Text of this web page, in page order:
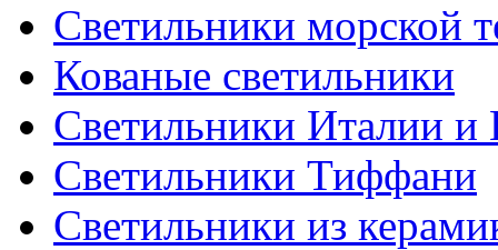
Светильники морской
Кованые светильники
Светильники Италии и
Светильники Тиффани
Светильники из